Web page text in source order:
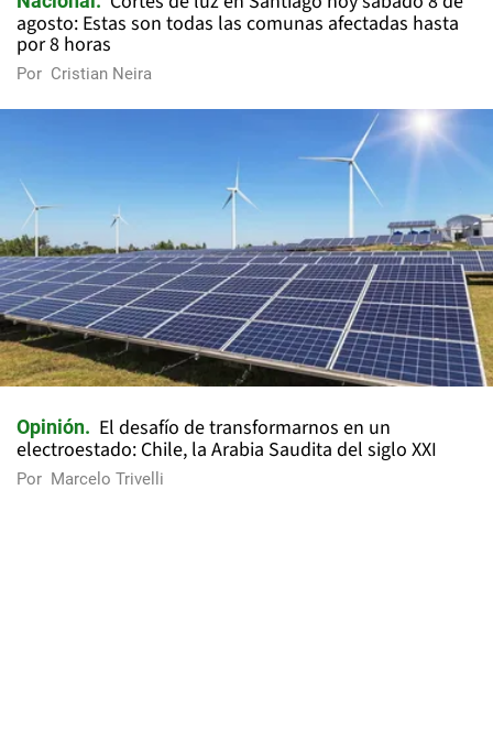
agosto: Estas son todas las comunas afectadas hasta
por 8 horas
Por Cristian Neira
Opinión
El desafío de transformarnos en un
electroestado: Chile, la Arabia Saudita del siglo XXI
Por Marcelo Trivelli